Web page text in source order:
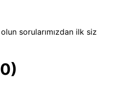
sorularımızdan ilk siz